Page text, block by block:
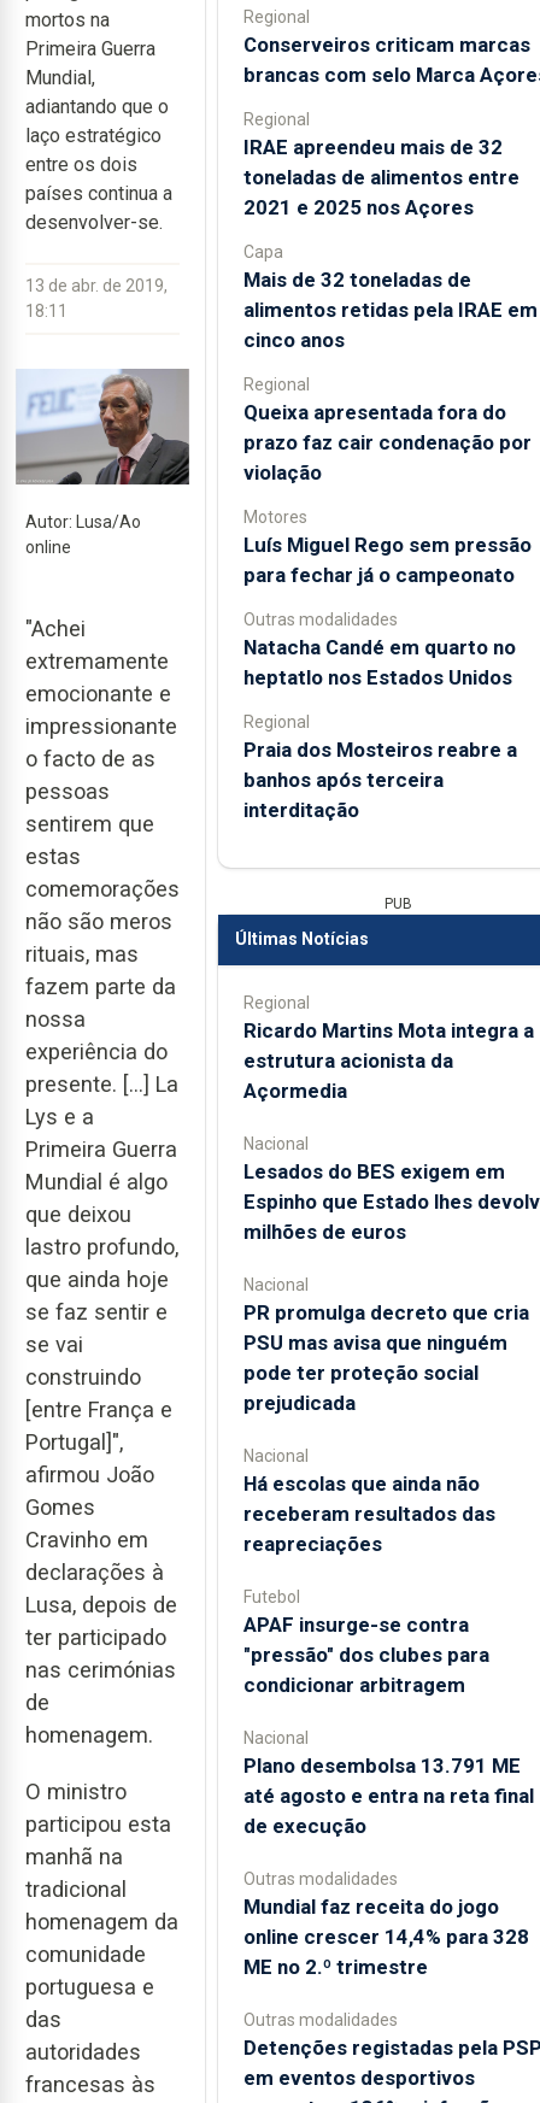
mortos na
Primeira Guerra
Mundial,
adiantando que o
laço estratégico
entre os dois
países continua a
desenvolver-se.
13 de abr. de 2019,
18:11
Autor: Lusa/Ao
online
"Achei
extremamente
emocionante e
impressionante
o facto de as
pessoas
sentirem que
estas
comemorações
não são meros
rituais, mas
fazem parte da
nossa
experiência do
presente. [...] La
Lys e a
Primeira Guerra
Mundial é algo
que deixou
lastro profundo,
que ainda hoje
se faz sentir e
se vai
construindo
[entre França e
Portugal]",
afirmou João
Gomes
Cravinho em
declarações à
Lusa, depois de
ter participado
nas cerimónias
de
homenagem.
O ministro
participou esta
manhã na
tradicional
homenagem da
comunidade
portuguesa e
das
autoridades
francesas às
Regional
Conserveiros criticam marcas
brancas com selo Marca
Regional
IRAE apreendeu mais de 32
toneladas de alimentos entre
2021 e 2025 nos Açores
Capa
Mais de 32 toneladas de
alimentos retidas pela IRAE em
cinco anos
Regional
Queixa apresentada fora do
prazo faz cair condenação por
violação
Motores
Luís Miguel Rego sem pressão
para fechar já o campeonato
Outras modalidades
Natacha Candé em quarto no
heptatlo nos Estados Unidos
Regional
Praia dos Mosteiros reabre a
banhos após terceira
interditação
PUB
Últimas Notícias
Regional
Ricardo Martins Mota integra a
estrutura acionista da
Açormedia
Nacional
Lesados do BES exigem em
Espinho que Estado lhes
milhões de euros
Nacional
PR promulga decreto que cria
PSU mas avisa que ninguém
pode ter proteção social
prejudicada
Nacional
Há escolas que ainda não
receberam resultados das
reapreciações
Futebol
APAF insurge-se contra
"pressão" dos clubes para
condicionar arbitragem
Nacional
Plano desembolsa 13.791 ME
até agosto e entra na reta final
de execução
Outras modalidades
Mundial faz receita do jogo
online crescer 14,4% para 328
ME no 2.º trimestre
Outras modalidades
Detenções registadas pela
em eventos desportivos